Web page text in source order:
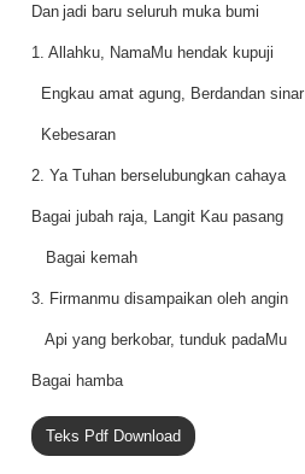
Dan jadi baru seluruh muka bumi
1. Allahku, NamaMu hendak kupuji
Engkau amat agung, Berdandan sinar
Kebesaran
2. Ya Tuhan berselubungkan cahaya
Bagai jubah raja, Langit Kau pasang
Bagai kemah
3. Firmanmu disampaikan oleh angin
Api yang berkobar, tunduk padaMu
Bagai hamba
Teks Pdf Download